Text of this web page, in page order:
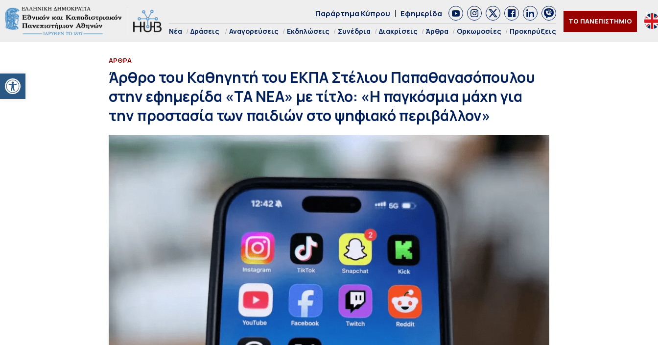
Ανοίξτε τη γραμμή εργαλείων
Παράρτημα Κύπρου Εφημερίδα
Νέα Δράσεις Αναγορεύσεις Εκδηλώσεις Συνέδρια Διακρίσεις Άρθρα Ορκωμοσίες Προκηρύξεις
ΤΟ ΠΑΝΕΠΙΣΤΗΜΙΟ
ΑΡΘΡΑ
Άρθρο του Καθηγητή του ΕΚΠΑ Στέλιου Παπαθανασόπουλου
στην εφημερίδα «ΤΑ ΝΕΑ» με τίτλο: «Η παγκόσμια μάχη για
την προστασία των παιδιών στο ψηφιακό περιβάλλον»